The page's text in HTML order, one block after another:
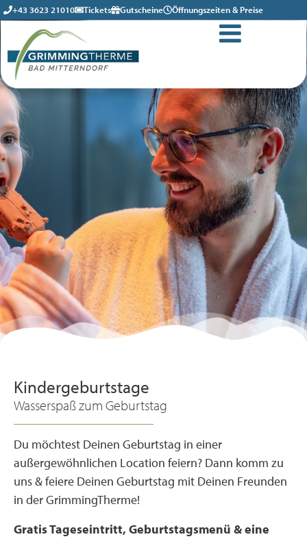
+43 3623 21010 Öffnungszeiten & Preise
Tickets Gutscheine
Kindergeburtstage in der
GrimmingTherme
Kindergeburtstage
Wasserspaß zum Geburtstag
Du möchtest Deinen Geburtstag in einer
außergewöhnlichen Location feiern? Dann komm zu
uns & feiere Deinen Geburtstag mit Deinen Freunden
in der GrimmingTherme!
Gratis Tageseintritt, Geburtstagsmenü & eine